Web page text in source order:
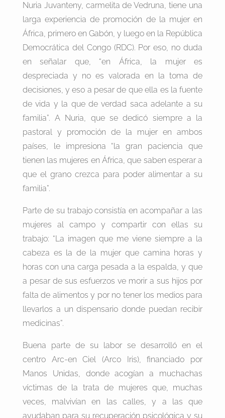
Nuria Juvanteny, carmelita de Vedruna, tiene una
larga experiencia de promoción de la mujer en
África, primero en Gabón, y luego en la República
Democrática del Congo (RDC). Por eso, no duda
en señalar que, “en África, la mujer es
despreciada y no es valorada en la toma de
decisiones, y eso a pesar de que ella es la fuente
de vida y la que de verdad saca adelante a su
familia”. A Nuria, que se dedicó siempre a la
pastoral y promoción de la mujer en ambos
países, le impresiona “la gran paciencia que
tienen las mujeres en África, que saben esperar a
que el grano crezca para poder alimentar a su
familia”.
Parte de su trabajo consistía en acompañar a las
mujeres al campo y compartir con ellas su
trabajo: “La imagen que me viene siempre a la
cabeza es la de la mujer que camina horas y
horas con una carga pesada a la espalda, y que
a pesar de sus esfuerzos ve morir a sus hijos por
falta de alimentos y por no tener los medios para
llevarlos a un dispensario donde puedan recibir
medicinas”.
Buena parte de su labor se desarrolló en el
centro Arc-en Ciel (Arco Iris), financiado por
Manos Unidas, donde acogían a muchachas
víctimas de la trata de mujeres que, muchas
veces, malvivían en las calles, y a las que
ayudaban para su recuperación psicológica y su